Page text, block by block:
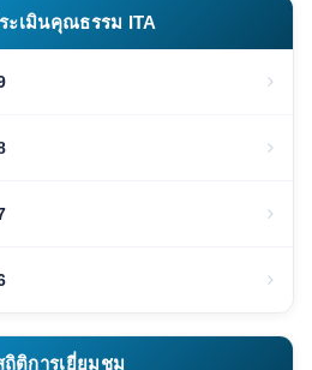
ะเมินคุณธรรม ITA
ถิติการเยี่ยมชม